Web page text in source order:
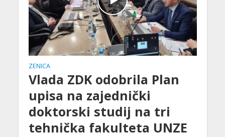
ZENICA
Vlada ZDK odobrila Plan
upisa na zajednički
doktorski studij na tri
tehnička fakulteta UNZE